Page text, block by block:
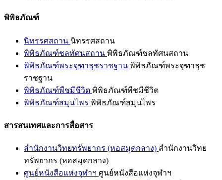
พิพิธภัณฑ์
นิทรรศสถาน นิทรรศสถาน
พิพิธภัณฑ์ชลทัศนสถาน พิพิธภัณฑ์ชลทัศนสถาน
พิพิธภัณฑ์พระจุฑาธุชราชฐาน พิพิธภัณฑ์พระจุฑาธุช
ราชฐาน
พิพิธภัณฑ์พืชมีชีวิต พิพิธภัณฑ์พืชมีชีวิต
พิพิธภัณฑ์สมุนไพร พิพิธภัณฑ์สมุนไพร
สารสนเทศและการสื่อสาร
สำนักงานวิทยทรัพยากร (หอสมุดกลาง) สำนักงานวิทย
ทรัพยากร (หอสมุดกลาง)
ศูนย์หนังสือแห่งจุฬาฯ ศูนย์หนังสือแห่งจุฬาฯ